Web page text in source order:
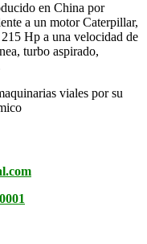
en China por
a un motor Caterpillar,
Hp a una velocidad de
turbo aspirado,
viales por su